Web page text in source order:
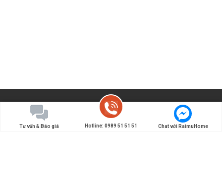
Tư vấn & Báo giá Hotline: 0989 51 51 51 Chat với RaimuHome